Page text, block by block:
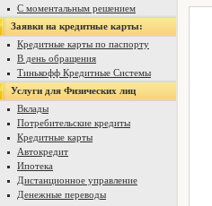
С моментальным решением
Заявки на кредитные карты:
Кредитные карты по паспорту
В день обращения
Тинькофф Кредитные Системы
Услуги для Физических лиц
Вклады
Потребительские кредиты
Кредитные карты
Автокредит
Ипотека
Дистанционное управление
Денежные переводы